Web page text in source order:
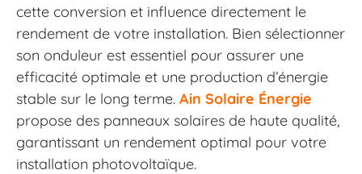
cette conversion et influence directement le
rendement de votre installation. Bien sélectionner
son onduleur est essentiel pour assurer une
efficacité optimale et une production d’énergie
stable sur le long terme. Ain Solaire Énergie
propose des panneaux solaires de haute qualité,
garantissant un rendement optimal pour votre
installation photovoltaïque.